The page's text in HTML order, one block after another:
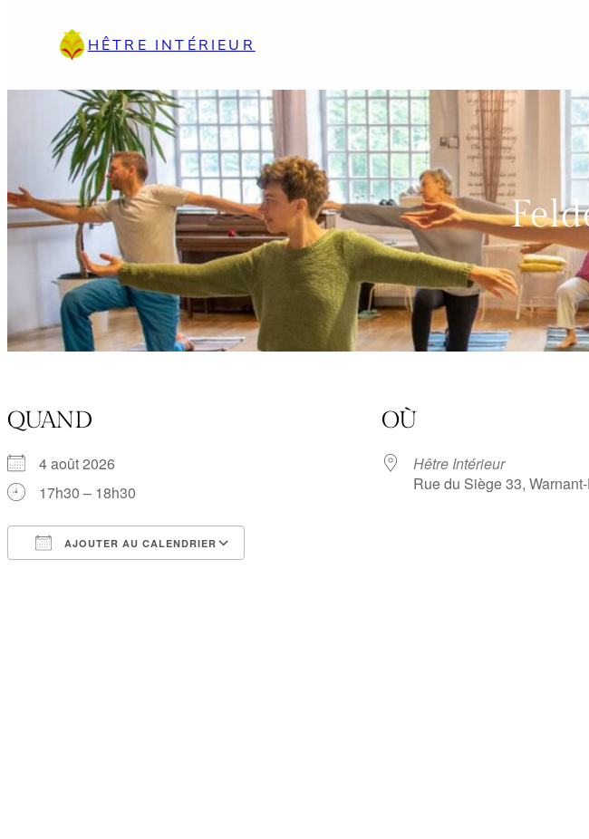
HÊTRE INTÉRIEUR
QUAND
4 août 2026
17h30 – 18h30
AJOUTER AU CALENDRIER
OÙ
Hêtre Intérieur
Rue du Siège 33,